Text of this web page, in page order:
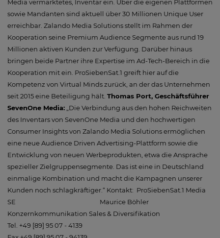
Media vermarktetes, Inventar ein. Über die eigenen Plattformen
sowie Mandanten sind aktuell über 30 Millionen Unique User
erreichbar. Zalando Media Solutions stellt im Rahmen der
Kooperation seine Premium Audience Segmente aus rund 19
Millionen aktiven Kunden zur Verfügung. Darüber hinaus
bringen beide Partner ihre Expertise im Ad-Tech-Bereich in die
Kooperation mit ein. ProSiebenSat.1 greift hier auf die
Kompetenz von Virtual Minds zurück, an der das Unternehmen
seit 2015 eine Beteiligung hält. Thomas Port, Geschäftsführer
SevenOne Media: „Die Verbindung aus den hohen Reichweiten
des Inventars von SevenOne Media und den hochwertigen
Consumer Insights von Zalando Media Solutions ermöglichen
eine neue Audience Driven Advertising-Plattform sowie die
Entwicklung von neuen Werbeprodukten, etwa die Ansprache
spezieller Zielgruppensegmente. Das ist eine in Deutschland
einmalige Kombination und macht die Kampagnen unserer
Kunden noch schlagkräftiger.“ Kontakt: ProSiebenSat.1 Media
SE Maurice Böhler
Konzernkommunikation Sales & Diversifikation
Tel. +49 [89] 95 07 - 4139